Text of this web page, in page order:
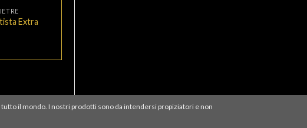
Extra
il mondo. I nostri prodotti sono da intendersi propiziatori e non